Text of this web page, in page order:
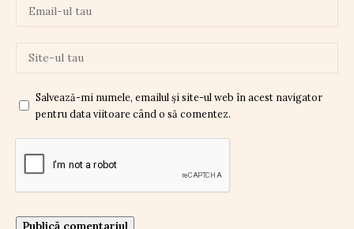
Salvează-mi numele, emailul și site-ul web în acest navigator
pentru data viitoare când o să comentez.